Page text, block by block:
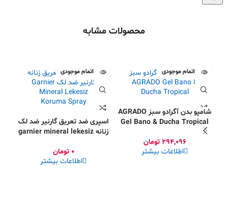
محصولات مشابه
اتمام موجودی
شامپو بدن آگرادو سبز AGRADO
Gel Bano & Ducha Tropical
294,096 تومان
اطلاعات بیشتر
اتمام موجودی
اسپری ضد تعریق گارنیر ضد لک
زنانه garnier mineral lekesiz
0 تومان
اطلاعات بیشتر